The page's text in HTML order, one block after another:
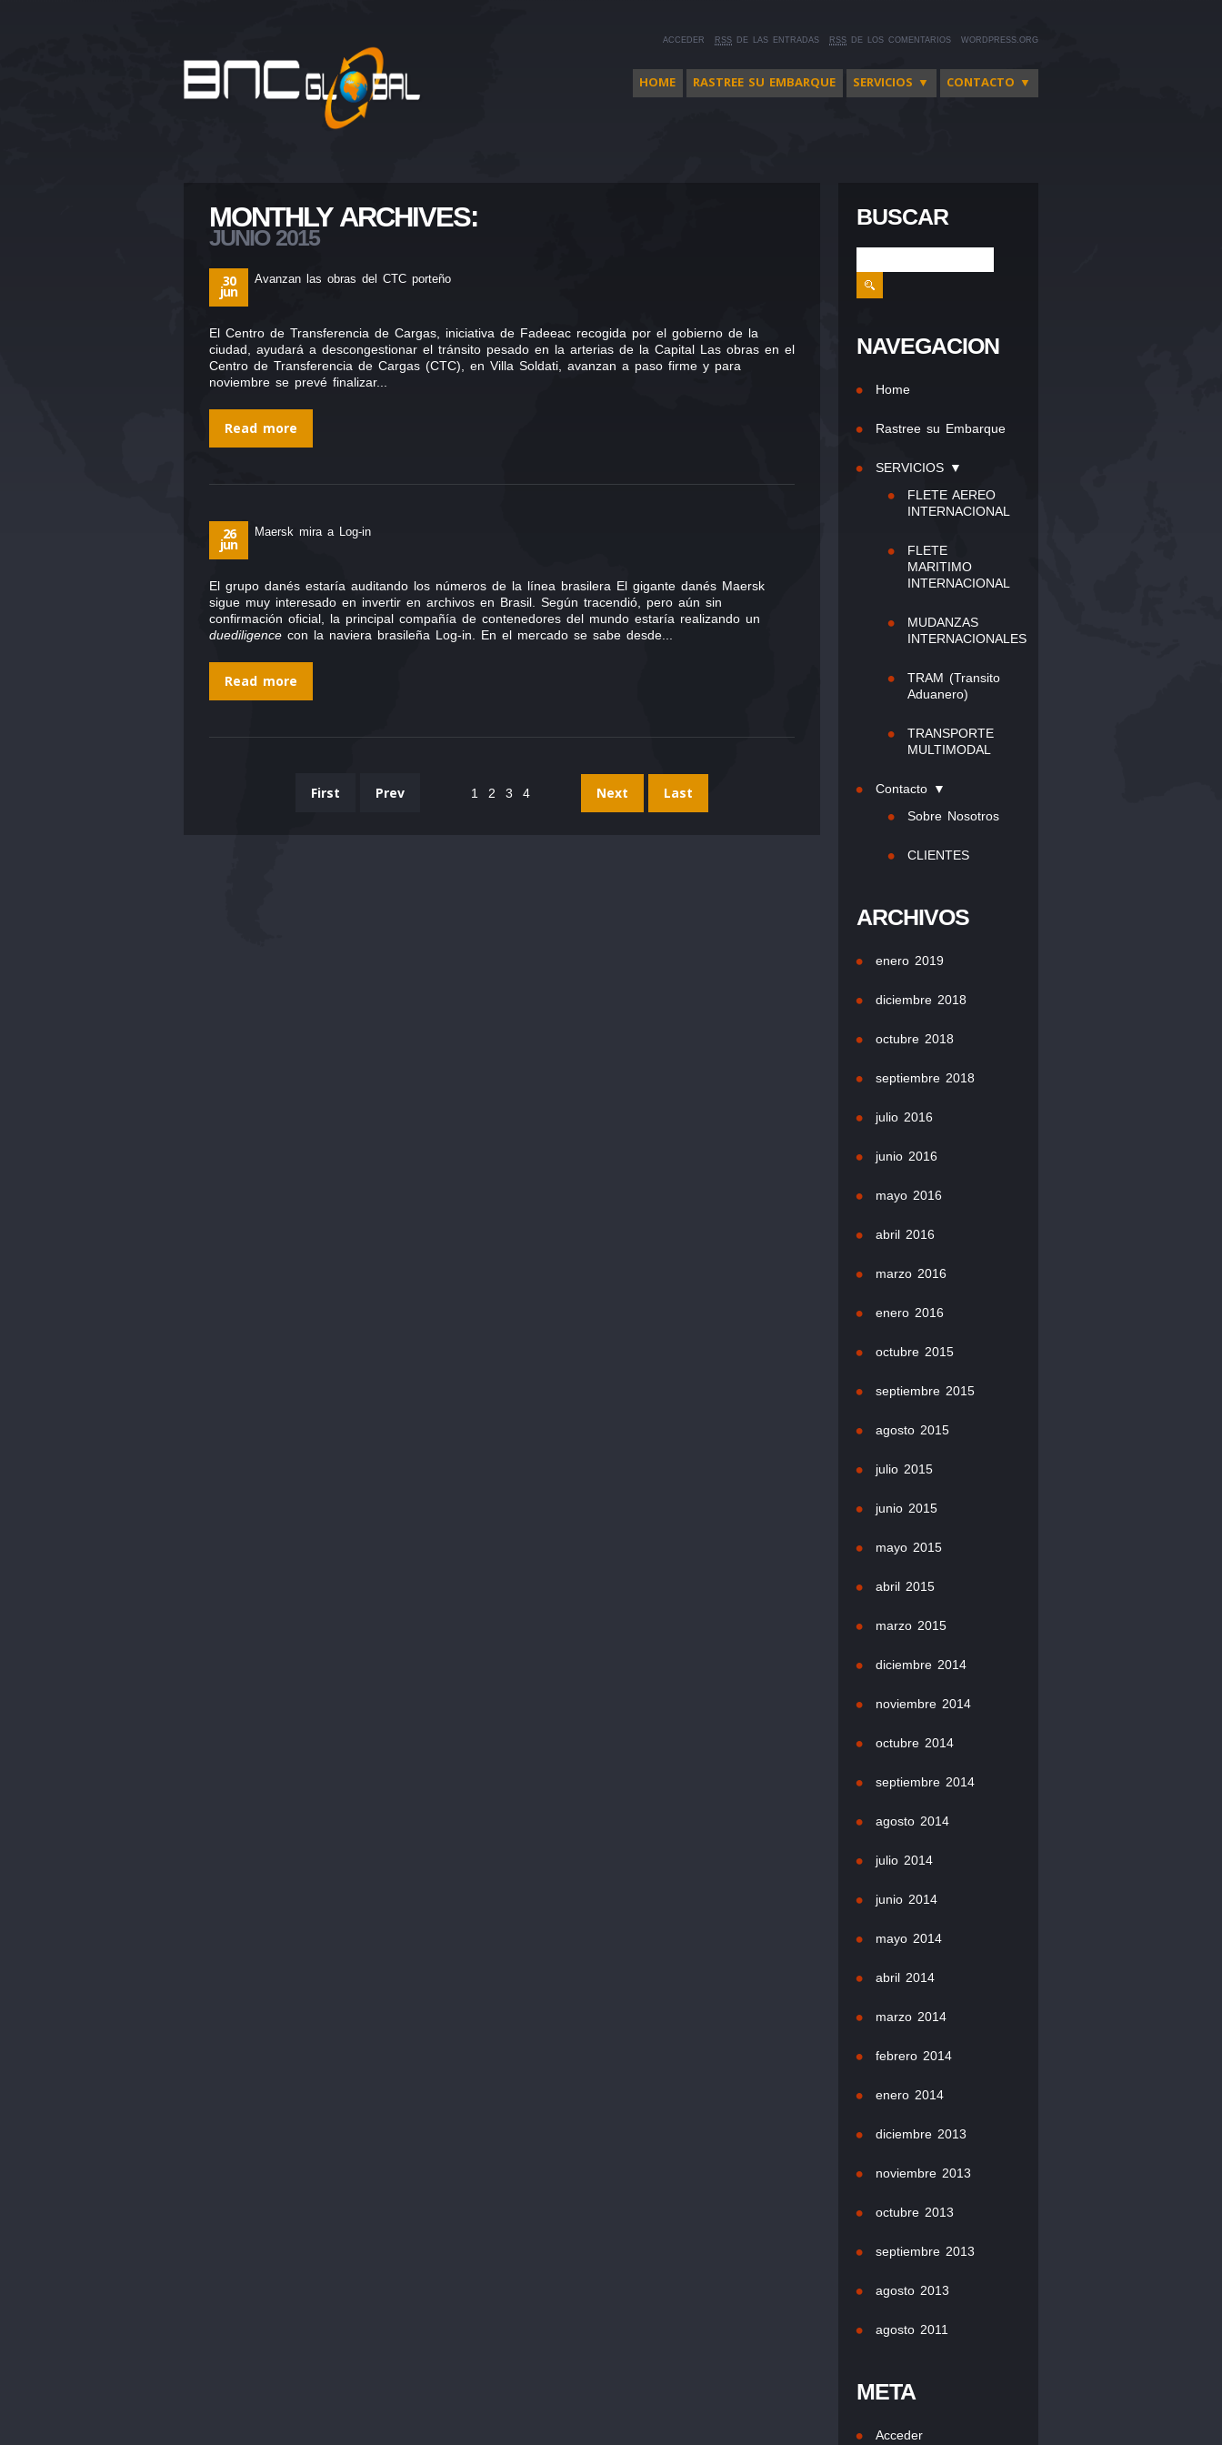
ACCEDER RSS DE LAS ENTRADAS RSS DE LOS COMENTARIOS WORDPRESS.ORG
HOME RASTREE SU EMBARQUE SERVICIOS ▼ CONTACTO ▼
MONTHLY ARCHIVES:
JUNIO 2015
30
jun
Avanzan las obras del CTC porteño
El Centro de Transferencia de Cargas, iniciativa de Fadeeac recogida por el gobierno de la
ciudad, ayudará a descongestionar el tránsito pesado en la arterias de la Capital Las obras en el
Centro de Transferencia de Cargas (CTC), en Villa Soldati, avanzan a paso firme y para
noviembre se prevé finalizar...
Read more
26
jun
Maersk mira a Log-in
El grupo danés estaría auditando los números de la línea brasilera El gigante danés Maersk
sigue muy interesado en invertir en archivos en Brasil. Según tracendió, pero aún sin
confirmación oficial, la principal compañía de contenedores del mundo estaría realizando un
duediligence con la naviera brasileña Log-in. En el mercado se sabe desde...
Read more
First Prev 1 2 3 4 Next Last
BUSCAR
NAVEGACION
Home
Rastree su Embarque
SERVICIOS ▼
FLETE AEREO
INTERNACIONAL
FLETE
MARITIMO
INTERNACIONAL
MUDANZAS
INTERNACIONALES
TRAM (Transito
Aduanero)
TRANSPORTE
MULTIMODAL
Contacto ▼
Sobre Nosotros
CLIENTES
ARCHIVOS
enero 2019
diciembre 2018
octubre 2018
septiembre 2018
julio 2016
junio 2016
mayo 2016
abril 2016
marzo 2016
enero 2016
octubre 2015
septiembre 2015
agosto 2015
julio 2015
junio 2015
mayo 2015
abril 2015
marzo 2015
diciembre 2014
noviembre 2014
octubre 2014
septiembre 2014
agosto 2014
julio 2014
junio 2014
mayo 2014
abril 2014
marzo 2014
febrero 2014
enero 2014
diciembre 2013
noviembre 2013
octubre 2013
septiembre 2013
agosto 2013
agosto 2011
META
Acceder